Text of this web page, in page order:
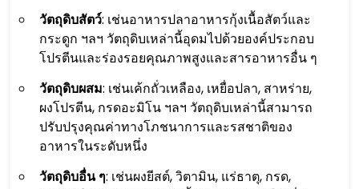
วัตถุดิบสัตว์: เช่นอาหารปลาอาหารกุ้งเนื้อสัตว์และ
กระดูก ฯลฯ วัตถุดิบเหล่านี้อุดมไปด้วยองค์ประกอบ
โปรตีนและร่องรอยคุณภาพสูงและสารอาหารอื่น ๆ
วัตถุดิบผสม: เช่นเค้กถั่วเหลือง, เหยื่อปลา, สาหร่าย,
ผงโปรตีน, กรดอะมิโน ฯลฯ วัตถุดิบเหล่านี้สามารถ
ปรับปรุงคุณค่าทางโภชนาการและรสชาติของ
อาหารในระดับหนึ่ง
วัตถุดิบอื่น ๆ: เช่นผงยีสต์, วิตามิน, แร่ธาตุ, กรด,